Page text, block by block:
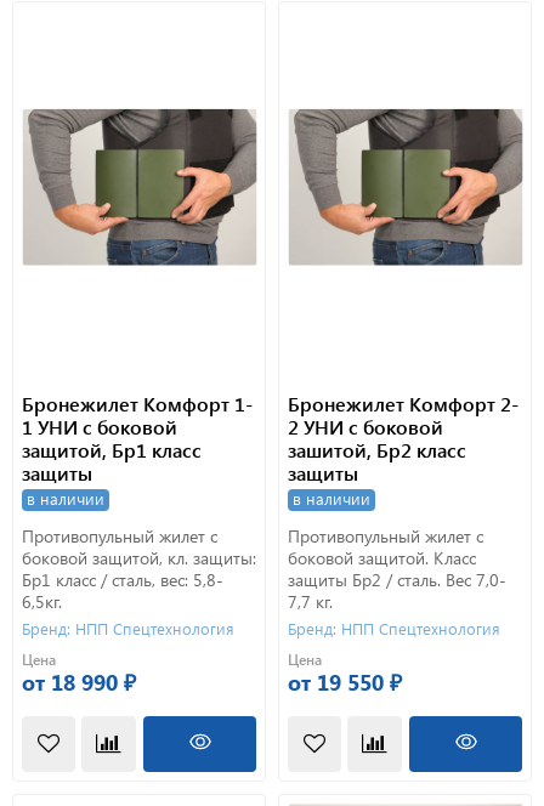
Бронежилет Комфорт 1-
1 УНИ с боковой
защитой, Бр1 класс
защиты
в наличии
Противопульный жилет с
боковой защитой, кл. защиты:
Бр1 класс / сталь, вес: 5,8-
6,5кг.
Бренд: НПП Спецтехнология
Цена
от 18 990 ₽
Бронежилет Комфорт 2-
2 УНИ с боковой
зашитой, Бр2 класс
защиты
в наличии
Противопульный жилет с
боковой защитой. Класс
защиты Бр2 / сталь. Вес 7,0-
7,7 кг.
Бренд: НПП Спецтехнология
Цена
от 19 550 ₽